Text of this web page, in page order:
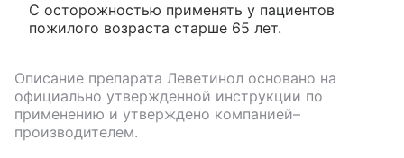
С осторожностью применять у пациентов
пожилого возраста старше 65 лет.
Описание препарата Леветинол основано на
официально утвержденной инструкции по
применению и утверждено компанией–
производителем.